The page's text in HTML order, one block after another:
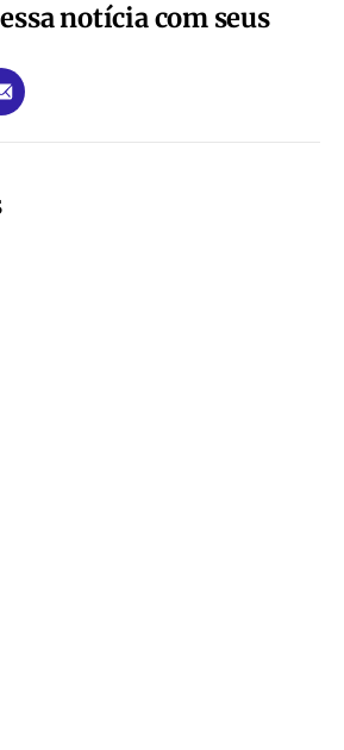
notícia com seus